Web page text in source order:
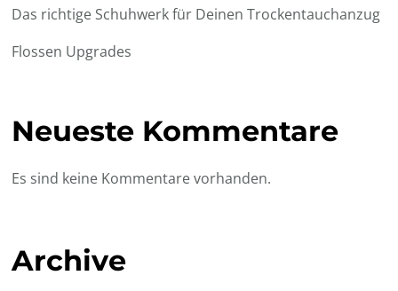
Das richtige Schuhwerk für Deinen Trockentauchanzug
Flossen Upgrades
Neueste Kommentare
Es sind keine Kommentare vorhanden.
Archive